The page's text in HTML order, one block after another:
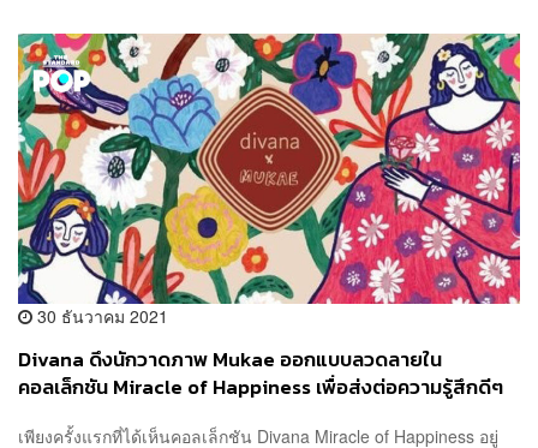
30 ธันวาคม 2021
Divana ดึงนักวาดภาพ Mukae ออกแบบลวดลายใน
คอลเล็กชัน Miracle of Happiness เพื่อส่งต่อความรู้สึกดีๆ
เพียงครั้งแรกที่ได้เห็นคอลเล็กชัน Divana Miracle of Happiness อยู่